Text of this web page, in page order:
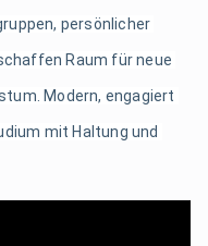
persönlicher
Raum für neue
Modern, engagiert
mit Haltung und